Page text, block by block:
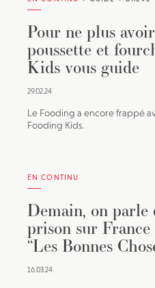
Pour ne plus
poussette et
Kids vous guide
29.02.24
Le Fooding a encore frappé
Fooding Kids.
EN CONTINU
Demain, on parle
prison sur
“Les Bonnes
16.03.24